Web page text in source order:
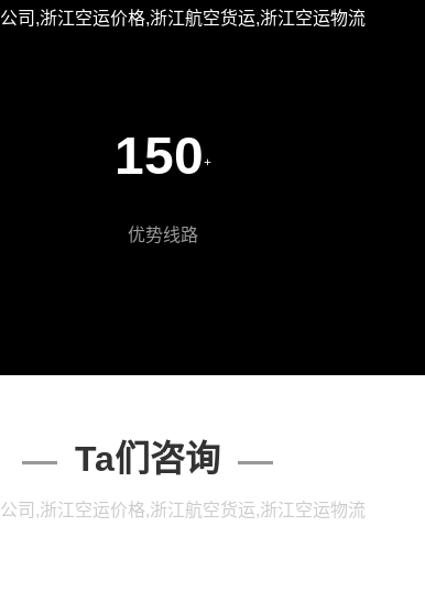
司,浙江空运价格,浙江航空货运,浙江空运物流
150+
优势线路
Ta们咨询
司,浙江空运价格,浙江航空货运,浙江空运物流